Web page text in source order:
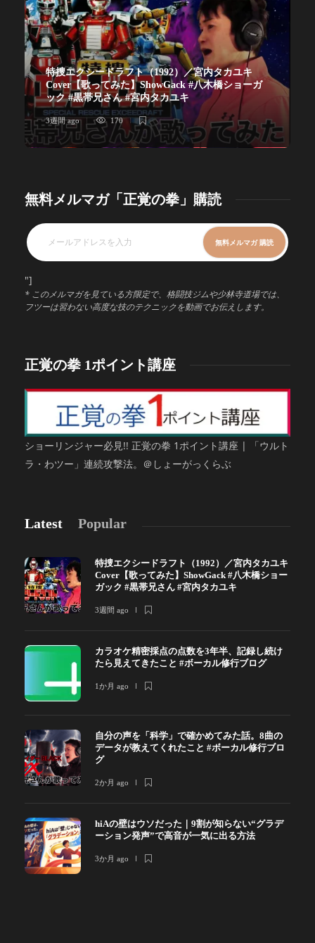
特捜エクシードラフト（1992）／宮内タカユキ
Cover【歌ってみた】ShowGack #八木橋ショーガ
ック #黒帯兄さん #宮内タカユキ
3週間 ago 170
無料メルマガ「正覚の拳」購読
"]
* このメルマガを見ている方限定で、格闘技ジムや少林寺道場では、
フツーは習わない高度な技のテクニックを動画でお伝えします。
正覚の拳 1ポイント講座
ショーリンジャー必見!! 正覚の拳 1ポイント講座 | 「ウルト
ラ・わツー」連続攻撃法。＠しょーがっくらぶ
Latest Popular
特捜エクシードラフト（1992）／宮内タカユキ
Cover【歌ってみた】ShowGack #八木橋ショー
ガック #黒帯兄さん #宮内タカユキ
3週間 ago
カラオケ精密採点の点数を3年半、記録し続け
たら見えてきたこと #ボーカル修行ブログ
1か月 ago
自分の声を「科学」で確かめてみた話。8曲の
データが教えてくれたこと #ボーカル修行ブロ
グ
2か月 ago
hiAの壁はウソだった｜9割が知らない“グラデ
ーション発声”で高音が一気に出る方法
3か月 ago